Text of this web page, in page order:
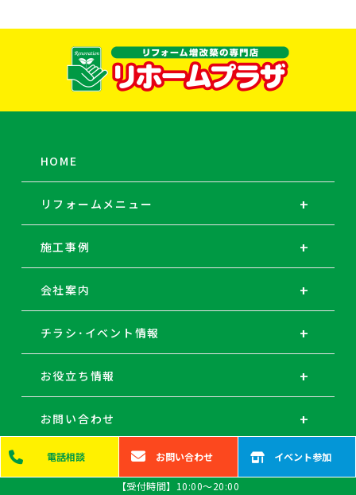
電話相談 お問い合わせ イベント参加
【受付時間】10:00～20:00
HOME
リフォームメニュー
施工事例
会社案内
チラシ･イベント情報
お役立ち情報
お問い合わせ